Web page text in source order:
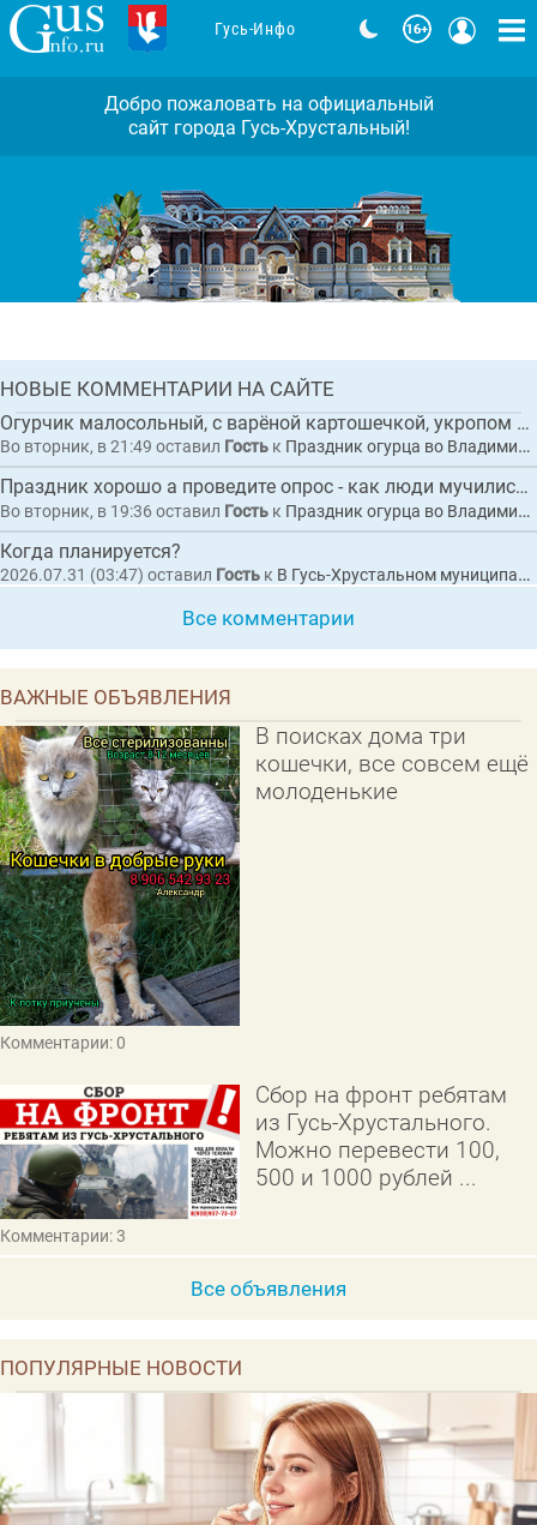
ГЛАВНАЯНОВОСТЬ
Во Владимирской области дали старт
грантовому туристическому проекту
«Лесные уроки Мещеры»
НОВЫЕ КОММЕНТАРИИ НА САЙТЕ
Огурчик малосольный, с варёной картошечкой, укропом и сливочным маслицем "Суздал...
Во вторник, в 21:49 оставил Гость к Праздник огурца во Владимирской области собрал рекордные 20 тысяч гостей
Праздник хорошо а проведите опрос - как люди мучились с автобусами
Во вторник, в 19:36 оставил Гость к Праздник огурца во Владимирской области собрал рекордные 20 тысяч гостей
Когда планируется?
2026.07.31 (03:47) оставил Гость к В Гусь-Хрустальном муниципальном округе утвердили концепцию празднования 100-летнего юбилея
Все комментарии
ВАЖНЫЕ ОБЪЯВЛЕНИЯ
В поисках дома три
кошечки, все совсем ещё
молоденькие
Комментарии: 0
Сбор на фронт ребятам
из Гусь-Хрустального.
Можно перевести 100,
500 и 1000 рублей ...
Комментарии: 3
Все объявления
ПОПУЛЯРНЫЕ НОВОСТИ
Гусь-Инфо
Добро пожаловать на официальный
сайт города Гусь-Хрустальный!